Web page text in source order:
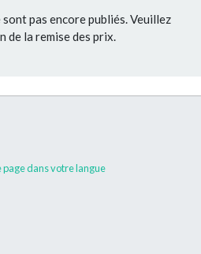
pas encore publiés. Veuillez
de la remise des prix.
dans votre langue